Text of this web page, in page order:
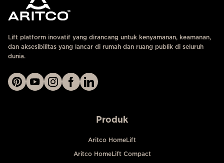
Lift platform inovatif yang dirancang untuk kenyamanan, keamanan,
dan aksesibilitas yang lancar di rumah dan ruang publik di seluruh
dunia.
Produk
Aritco HomeLift
Aritco HomeLift Compact